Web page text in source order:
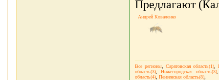
Предлагают
Андрей Коваленко
Все регионы, Саратовская область(1)
область(3)
Нижегородская область(3)
область(4) Пензенская область(8)